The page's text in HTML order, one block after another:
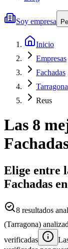
Soy empresa
Inicio
Empresas
Fachadas
Tarragona
Reus
Las 8
Elige entre
Fachadas
8 resultados
(Tarragona)
verificadas